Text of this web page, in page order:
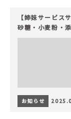
【姉妹サービス
砂糖・小麦粉・
ツ”『#100（シ
お知らせ